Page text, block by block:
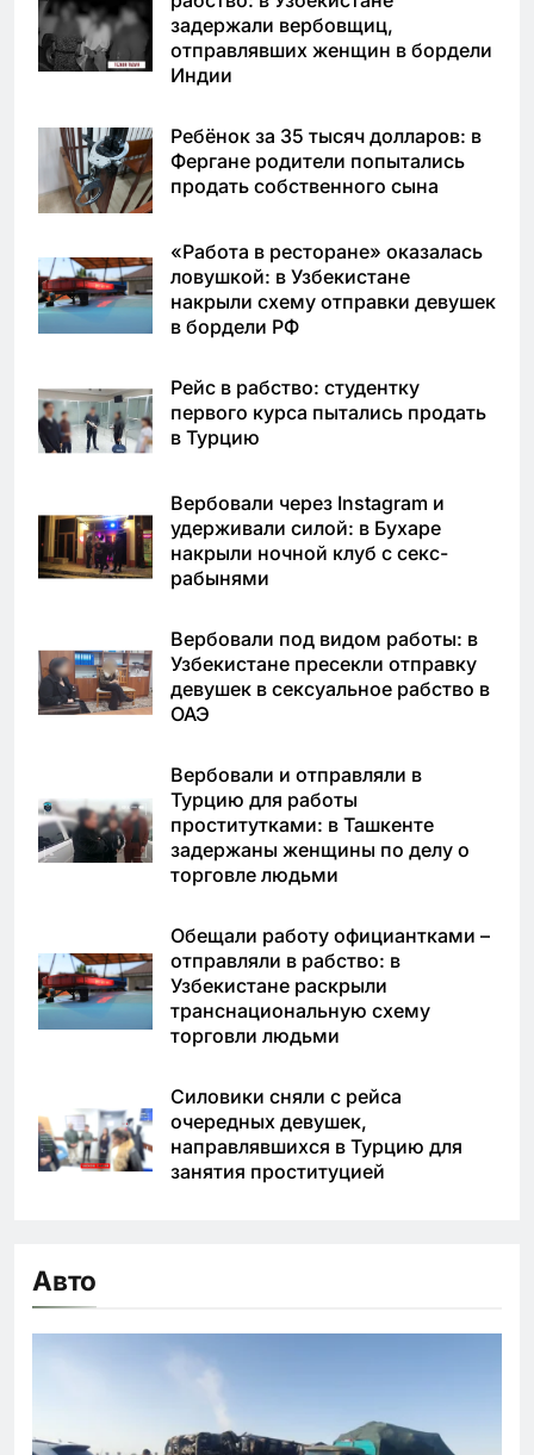
задержали вербовщиц,
отправлявших женщин в бордели
Индии
Ребёнок за 35 тысяч долларов: в
Фергане родители попытались
продать собственного сына
«Работа в ресторане» оказалась
ловушкой: в Узбекистане
накрыли схему отправки девушек
в бордели РФ
Рейс в рабство: студентку
первого курса пытались продать
в Турцию
Вербовали через Instagram и
удерживали силой: в Бухаре
накрыли ночной клуб с секс-
рабынями
Вербовали под видом работы: в
Узбекистане пресекли отправку
девушек в сексуальное рабство в
ОАЭ
Вербовали и отправляли в
Турцию для работы
проститутками: в Ташкенте
задержаны женщины по делу о
торговле людьми
Обещали работу официантками –
отправляли в рабство: в
Узбекистане раскрыли
транснациональную схему
торговли людьми
Силовики сняли с рейса
очередных девушек,
направлявшихся в Турцию для
занятия проституцией
Авто